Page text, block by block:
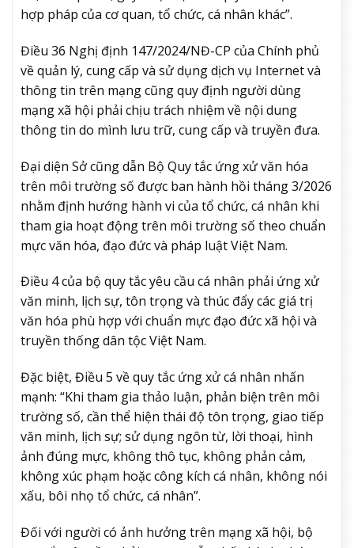
hợp pháp của cơ quan, tổ chức, cá nhân khác”.
Điều 36 Nghị định 147/2024/NĐ-CP của Chính phủ
về quản lý, cung cấp và sử dụng dịch vụ Internet và
thông tin trên mạng cũng quy định người dùng
mạng xã hội phải chịu trách nhiệm về nội dung
thông tin do mình lưu trữ, cung cấp và truyền đưa.
Đại diện Sở cũng dẫn Bộ Quy tắc ứng xử văn hóa
trên môi trường số được ban hành hồi tháng 3/2026
nhằm định hướng hành vi của tổ chức, cá nhân khi
tham gia hoạt động trên môi trường số theo chuẩn
mực văn hóa, đạo đức và pháp luật Việt Nam.
Điều 4 của bộ quy tắc yêu cầu cá nhân phải ứng xử
văn minh, lịch sự, tôn trọng và thúc đẩy các giá trị
văn hóa phù hợp với chuẩn mực đạo đức xã hội và
truyền thống dân tộc Việt Nam.
Đặc biệt, Điều 5 về quy tắc ứng xử cá nhân nhấn
mạnh: “Khi tham gia thảo luận, phản biện trên môi
trường số, cần thể hiện thái độ tôn trọng, giao tiếp
văn minh, lịch sự; sử dụng ngôn từ, lời thoại, hình
ảnh đúng mực, không thô tục, không phản cảm,
không xúc phạm hoặc công kích cá nhân, không nói
xấu, bôi nhọ tổ chức, cá nhân”.
Đối với người có ảnh hưởng trên mạng xã hội, bộ